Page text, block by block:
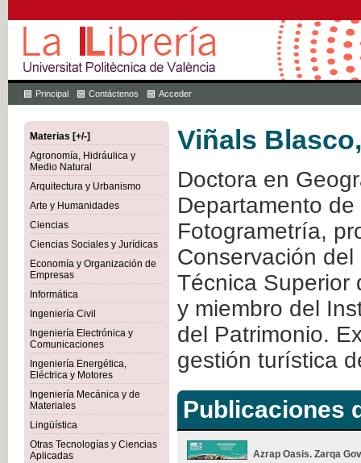
Principal Contáctenos Acceder
Materias [+/-]
Agronomía, Hidráulica y
Medio Natural
Arquitectura y Urbanismo
Arte y Humanidades
Ciencias
Ciencias Sociales y Jurídicas
Economía y Organización de
Empresas
Informática
Ingeniería Civil
Ingeniería Electrónica y
Comunicaciones
Ingeniería Energética,
Eléctrica y Motores
Ingeniería Mecánica y de
Materiales
Lingüística
Otras Tecnologías y Ciencias
Aplicadas
Viñals
Doctora en
Departamento
Fotogrametría,
Conservación
Técnica Superior
y miembro del
del Patrimonio.
gestión turística
Publicaciones
Azrap Oasis. Zarqa